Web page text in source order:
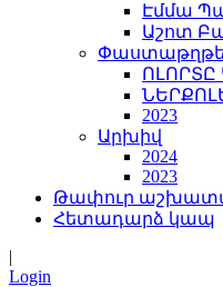
Էմմա
Աշոտ
2023
Արխիվ
2024
2023
Թափուր
Հետադարձ կապ
|
Login